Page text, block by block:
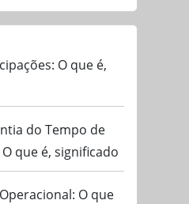
O que é,
do Tempo de
O que é, significado
O que